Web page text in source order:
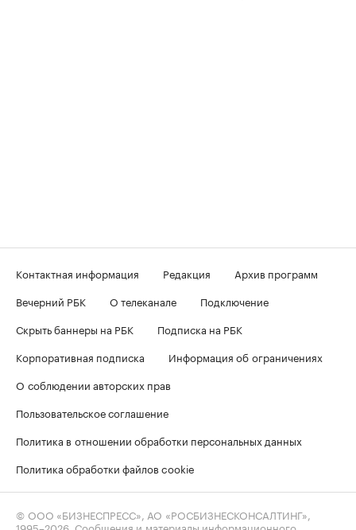
Контактная информация Редакция
Архив программ
Вечерний РБК
О телеканале
Подключение
Скрыть баннеры на РБК
Подписка на РБК
Корпоративная подписка
Информация об ограничениях
О соблюдении авторских прав
Пользовательское соглашение
Политика в отношении обработки персональных данных
Политика обработки файлов cookie
© ООО «БИЗНЕСПРЕСС», АО «РОСБИЗНЕСКОНСАЛТИНГ»,